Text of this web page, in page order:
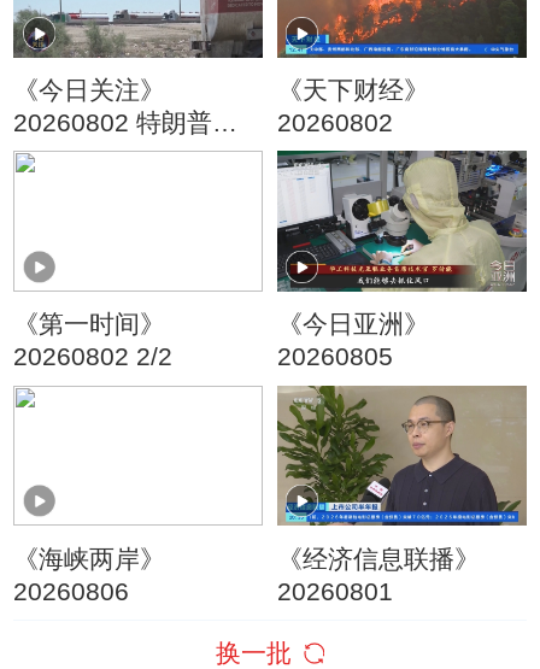
《今日关注》
20260802 特朗普叫
停“最大规模”打击 伊
《天下财经》
20260802
《第一时间》
20260802 2/2
《今日亚洲》
20260805
《海峡两岸》
20260806
《经济信息联播》
20260801
换一批